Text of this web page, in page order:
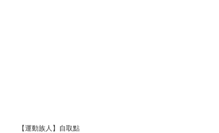
【運動族人】自取點